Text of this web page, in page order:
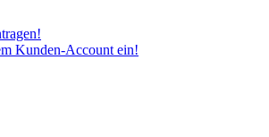
Kunden-Account ein!